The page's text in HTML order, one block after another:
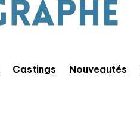
Castings Nouveautés